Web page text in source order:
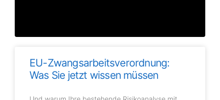
EU-Zwangsarbeitsverordnung:
Was Sie jetzt wissen müssen